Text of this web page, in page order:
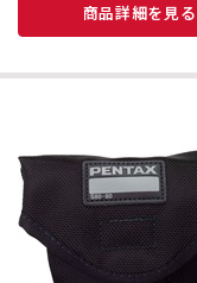
商品詳細を見る